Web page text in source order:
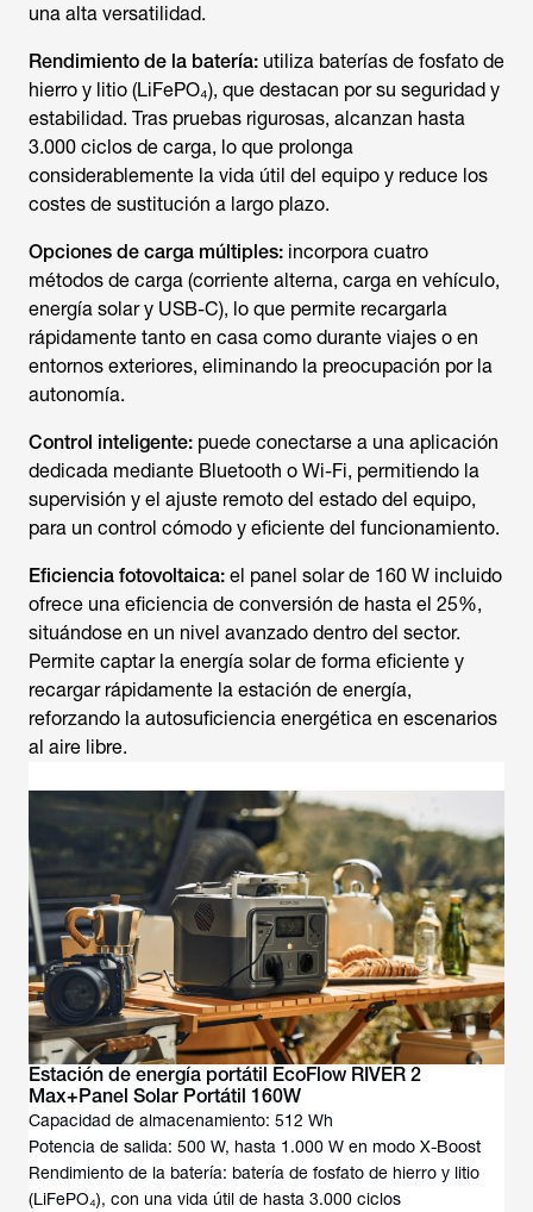
una alta versatilidad.
Rendimiento de la batería: utiliza baterías de fosfato de
hierro y litio (LiFePO₄), que destacan por su seguridad y
estabilidad. Tras pruebas rigurosas, alcanzan hasta
3.000 ciclos de carga, lo que prolonga
considerablemente la vida útil del equipo y reduce los
costes de sustitución a largo plazo.
Opciones de carga múltiples: incorpora cuatro
métodos de carga (corriente alterna, carga en vehículo,
energía solar y USB-C), lo que permite recargarla
rápidamente tanto en casa como durante viajes o en
entornos exteriores, eliminando la preocupación por la
autonomía.
Control inteligente: puede conectarse a una aplicación
dedicada mediante Bluetooth o Wi-Fi, permitiendo la
supervisión y el ajuste remoto del estado del equipo,
para un control cómodo y eficiente del funcionamiento.
Eficiencia fotovoltaica: el panel solar de 160 W incluido
ofrece una eficiencia de conversión de hasta el 25%,
situándose en un nivel avanzado dentro del sector.
Permite captar la energía solar de forma eficiente y
recargar rápidamente la estación de energía,
reforzando la autosuficiencia energética en escenarios
al aire libre.
Estación de energía portátil EcoFlow RIVER 2
Max+Panel Solar Portátil 160W
Capacidad de almacenamiento: 512 Wh
Potencia de salida: 500 W, hasta 1.000 W en modo X-Boost
Rendimiento de la batería: batería de fosfato de hierro y litio
(LiFePO₄), con una vida útil de hasta 3.000 ciclos